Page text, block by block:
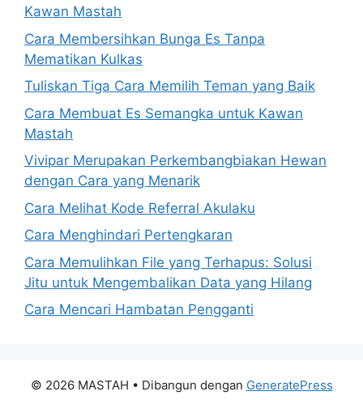
Kawan Mastah
Cara Membersihkan Bunga Es Tanpa
Mematikan Kulkas
Tuliskan Tiga Cara Memilih Teman yang Baik
Cara Membuat Es Semangka untuk Kawan
Mastah
Vivipar Merupakan Perkembangbiakan Hewan
dengan Cara yang Menarik
Cara Melihat Kode Referral Akulaku
Cara Menghindari Pertengkaran
Cara Memulihkan File yang Terhapus: Solusi
Jitu untuk Mengembalikan Data yang Hilang
Cara Mencari Hambatan Pengganti
© 2026 MASTAH • Dibangun dengan GeneratePress